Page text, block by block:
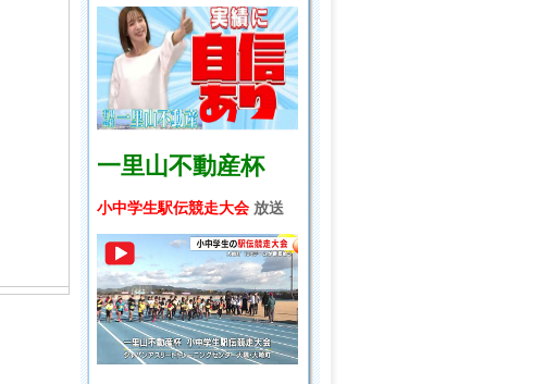
一里山不動産杯
小中学生駅伝競走大会 放送